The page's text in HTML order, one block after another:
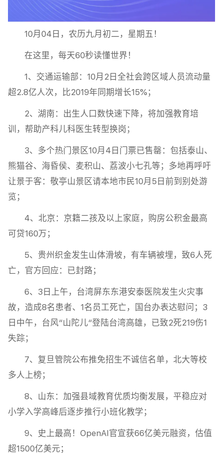
10月04日，农历九月初二，星期五！
在这里，每天60秒读懂世界！
1、交通运输部：10月2日全社会跨区域人员流动量
超2.8亿人次，比2019年同期增长15%；
2、湖南：出生人口数快速下降，将加强教育培
训，帮助产科儿科医生转型换岗；
3、多个热门景区10月4日门票已售罄：包括泰山、
熊猫谷、海昏侯、麦积山、荔波小七孔等；多地再呼吁
让景于客：敬亭山景区请本地市民10月5日前到别处游
览；
4、北京：京籍二孩及以上家庭，购房公积金最高
可贷160万；
5、贵州织金发生山体滑坡，有车辆被埋，致6人死
亡，官方回应：已封路；
6、3日上午，台湾屏东东港安泰医院发生火灾事
故，造成8名患者、1名员工死亡，国台办表达慰问；3
日中午，台风“山陀儿“登陆台湾高雄，已致2死219伤1
失踪；
7、复旦管院公布推免招生不诚信名单，北大等校
多人上榜；
8、山东：加强县域教育优质均衡发展，平稳应对
小学入学高峰后逐步推行小班化教学；
9、史上最高！OpenAI官宣获66亿美元融资，估值
超1500亿美元；